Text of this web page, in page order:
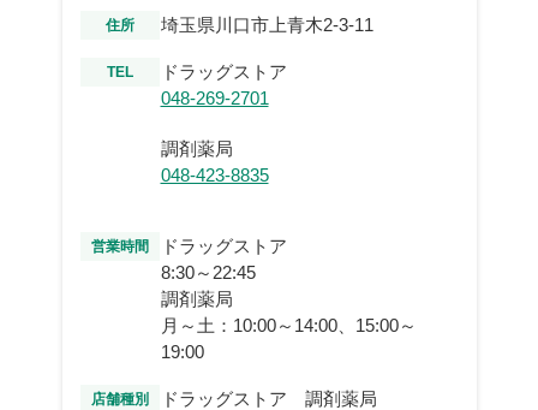
住所 埼玉県川口市上青木2-3-11
TEL
ドラッグストア
048-269-2701
調剤薬局
048-423-8835
営業時間
ドラッグストア
8:30～22:45
調剤薬局
月～土：10:00～14:00、15:00～
19:00
店舗種別 ドラッグストア 調剤薬局